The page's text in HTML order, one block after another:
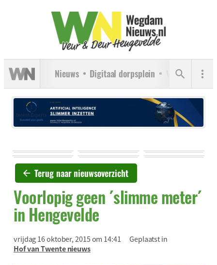
Nieuws Digitaal dorpsplein Verenigingen
Terug naar nieuwsoverzicht
Voorlopig geen ´slimme meter´
in Hengevelde
vrijdag 16 oktober, 2015 om 14:41
Geplaatst in
Hof van Twente nieuws